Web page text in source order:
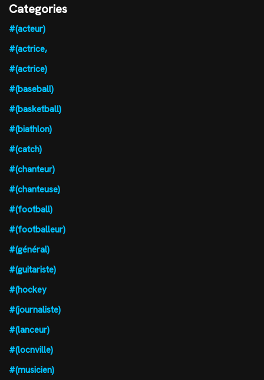
Categories
#(acteur)
#(actrice,
#(actrice)
#(baseball)
#(basketball)
#(biathlon)
#(catch)
#(chanteur)
#(chanteuse)
#(football)
#(footballeur)
#(général)
#(guitariste)
#(hockey
#(journaliste)
#(lanceur)
#(locnville)
#(musicien)